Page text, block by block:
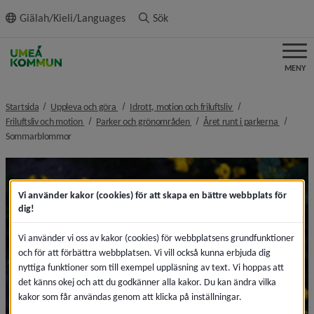
innehållet
Giälah/Kieli/Languages Sök
MENY
Startsida Uppleva och göra nivå i brödsmulenavigeringen
Idrott, motion och friluftsliv nivå i
Friluftsliv och motion nivå i brödsmulenavigeringen
Parker och grönområden nivå i brödsmulenavigeringen
Året runt i parkerna nivå i
Sommarblommornivå i brödsmulenavigeringen
Vi använder kakor (cookies) för att skapa en bättre webbplats för
dig!
Vi använder vi oss av kakor (cookies) för webbplatsens grundfunktioner
och för att förbättra webbplatsen. Vi vill också kunna erbjuda dig
nyttiga funktioner som till exempel uppläsning av text. Vi hoppas att
det känns okej och att du godkänner alla kakor. Du kan ändra vilka
kakor som får användas genom att klicka på inställningar.